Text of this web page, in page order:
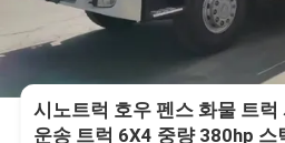
시노트럭 호우 펜스 화물 트럭
운송 트럭 6X4 중량 380hp 스